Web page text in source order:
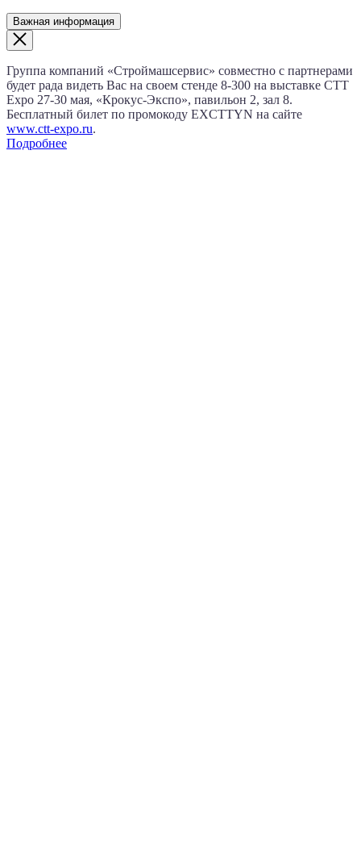
Важная информация
Группа компаний «Строймашсервис» совместно с партнерами
будет рада видеть Вас на своем стенде 8‑300 на выставке CTT
Expo 27‑30 мая, «Крокус‑Экспо», павильон 2, зал 8.
Бесплатный билет по промокоду EXCTTYN на сайте
www.сtt-expo.ru.
Подробнее